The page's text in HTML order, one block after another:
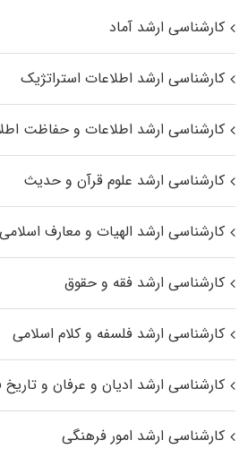
کارشناسی ارشد آماد
کارشناسی ارشد اطلاعات استراتژیک
کارشناسی ارشد اطلاعات و حفاظت
کارشناسی ارشد علوم قرآن و حدیث
کارشناسی ارشد الهیات و معارف
کارشناسی ارشد فقه و حقوق
کارشناسی ارشد فلسفه و کلام اسلامی
کارشناسی ارشد ادیان و عرفان و
کارشناسی ارشد امور فرهنگی